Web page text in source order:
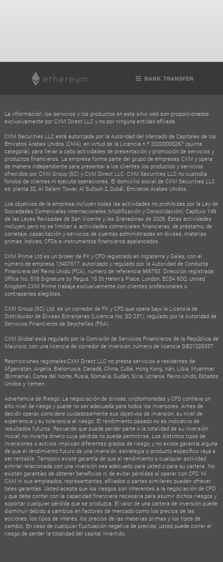
La información, los servicios y los productos en este sitio web son proporcionados
exclusivamente por CXM Direct LLC y no por ninguna entidad afiliada.
CXM Securities LLC está autorizada por la Autoridad del Mercado de Capitales de los
Emiratos Árabes Unidos (CMA), en virtud de la Licencia n.º 20200000267 (quinta
categoría), para llevar a cabo actividades de presentación y promoción de servicios y
productos financieros. La empresa forma parte del grupo de empresas CXM y opera
de manera independiente para presentar a los clientes los productos y servicios
ofrecidos por CXM Group (SC) y CXM Direct LLC. CXM Securities LLC no custodia
fondos de clientes ni ejecuta operaciones. El domicilio social de CXM Securities LLC
es: planta 32, Al Salam Tower, Al Sufouh 2, Dubái, Emiratos Árabes Unidos.
Los objetivos de la empresa incluyen todas las actividades no prohibidas por la Ley de
Sociedades Comerciales Internacionales (Modificación y Consolidación), Capítulo 149
de las Leyes Revisadas de San Vicente y las Granadinas de 2009. Estas actividades
incluyen, pero no se limitan a, actividades comerciales, financieras, de préstamo, de
corretaje, capacitación y servicios de cuentas administradas en divisas, materias
primas, índices, CFDs e instrumentos financieros apalancados.
CXM Prime Ltd es un broker de FX y CFD registrado en Inglaterra y Gales, con el
número de empresa 13407617, autorizado y regulado por la Autoridad de Conducta
Financiera del Reino Unido (FCA), número de referencia 966753. Dirección registrada:
Office No. 518 Signature by Regus, 15 St Helen's Place, London, EC3A 6DQ, United
Kingdom.CXM Prime trabaja exclusivamente con clientes profesionales o
contrapartes elegibles.
CXM Group (SC) Ltd. es un corredor de FX y CFD que opera bajo la Licencia de
Distribuidor de Divisas Extranjeras (Licencia No. SD 231), regulado por la Autoridad de
Servicios Financieros de Seychelles (FSA).
CXM Global está regulado por la Comisión de Servicios Financieros de la República de
Mauricio, con una licencia de corredor de inversión, número de licencia GB21026337.
Restricciones regionales:CXM Direct LLC no presta servicios a residentes de:
Afganistán, Argelia, Bielorrusia, Canadá, China, Cuba, Hong Kong, Irán, Libia, Myanmar
(Birmania), Corea del Norte, Rusia, Somalia, Sudán, Siria, Ucrania, Reino Unido, Estados
Unidos y Yemen.
Advertencia de Riesgo: La negociación de divisas, criptomonedas y CFD conlleva un
alto nivel de riesgo y puede no ser adecuada para todos los inversores. Antes de
decidir operar, considere cuidadosamente sus objetivos de inversión, su nivel de
experiencia y su tolerancia al riesgo. El rendimiento pasado no es indicativo de
resultados futuros. Recuerde que puede perder parte o la totalidad de su inversión
inicial; no invierta dinero cuya pérdida no pueda permitirse. Los distintos tipos de
inversiones o activos implican diferentes grados de riesgo, y no existe garantía alguna
de que el rendimiento futuro de una inversión, estrategia o producto específico vaya a
ser rentable. Tampoco existe garantía de que el rendimiento o cualquier actividad
similar relacionada con una inversión sea adecuado para usted o para su cartera. No
existen garantías de obtener beneficios ni de evitar pérdidas al operar con CFD. Ni
CXM ni sus empleados, representantes, afiliados o partes similares pueden ofrecer
tales garantías. Usted acepta que los riesgos son inherentes a la negociación de CFD
y que debe contar con la capacidad financiera necesaria para asumir dichos riesgos y
soportar cualquier pérdida que se produzca. El valor de una cartera de inversión puede
disminuir debido a cambios en factores de mercado como los precios de las
acciones, los tipos de interés, los precios de las materias primas y los tipos de
cambio. En caso de cualquier fluctuación negativa de precios, usted puede correr el
riesgo de perder la totalidad del capital invertido.